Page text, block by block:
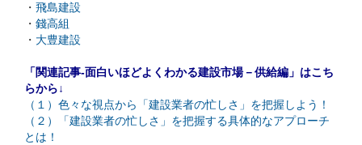
・ 飛島建設
・ 錢高組
・ 大豊建設
「関連記事-面白いほどよくわかる建設市場－供給編」はこち
らから↓
（１）色々な視点から「建設業者の忙しさ」を把握しよう！
（２）「建設業者の忙しさ」を把握する具体的なアプローチ
とは！